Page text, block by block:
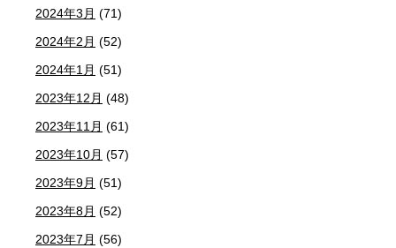
2024年3月 (71)
2024年2月 (52)
2024年1月 (51)
2023年12月 (48)
2023年11月 (61)
2023年10月 (57)
2023年9月 (51)
2023年8月 (52)
2023年7月 (56)